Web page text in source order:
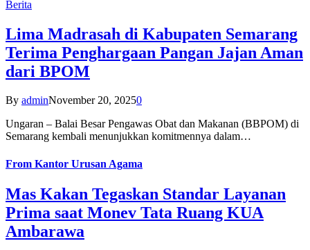
Berita
Lima Madrasah di Kabupaten Semarang
Terima Penghargaan Pangan Jajan Aman
dari BPOM
By adminNovember 20, 20250
Ungaran – Balai Besar Pengawas Obat dan Makanan (BBPOM) di
Semarang kembali menunjukkan komitmennya dalam…
From Kantor Urusan Agama
Mas Kakan Tegaskan Standar Layanan
Prima saat Monev Tata Ruang KUA
Ambarawa